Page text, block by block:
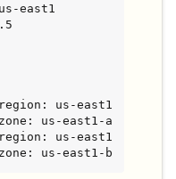
east1
us-east1
us-east1
us-east1-b